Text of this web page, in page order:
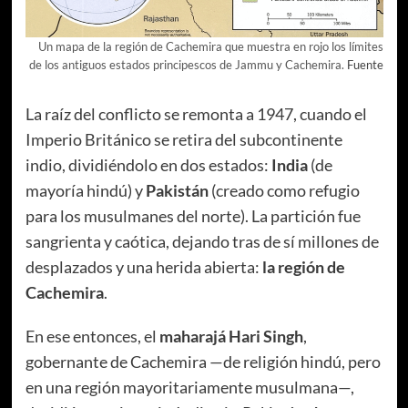
Un mapa de la región de Cachemira que muestra en rojo los límites
de los antiguos estados principescos de Jammu y Cachemira. Fuente
La raíz del conflicto se remonta a 1947, cuando el
Imperio Británico se retira del subcontinente
indio, dividiéndolo en dos estados: India(de
mayoría hindú) yPakistán(creado como refugio
para los musulmanes del norte). La partición fue
sangrienta y caótica, dejando tras de sí millones de
desplazados y una herida abierta: la región de
Cachemira.
En ese entonces, el maharajá Hari Singh,
gobernante de Cachemira —de religión hindú, pero
en una región mayoritariamente musulmana—,